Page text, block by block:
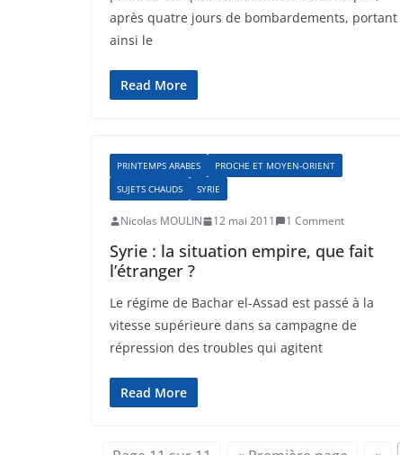
après quatre jours de bombardements, portant
ainsi le
Read More
PRINTEMPS ARABES
PROCHE ET MOYEN-ORIENT
SUJETS CHAUDS
SYRIE
Nicolas MOULIN 12 mai 2011 1 Comment
Syrie : la situation empire, que fait
l’étranger ?
Le régime de Bachar el-Assad est passé à la
vitesse supérieure dans sa campagne de
répression des troubles qui agitent
Read More